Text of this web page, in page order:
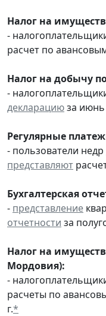
Налог на
-
расчет по
Налог на добычу
-
декларациюза июнь
Регулярные
- пользователи недр
представляют
Бухгалтерская
- представление
отчетности за
Налог на
Мордовия):
-
расчеты по
г.*